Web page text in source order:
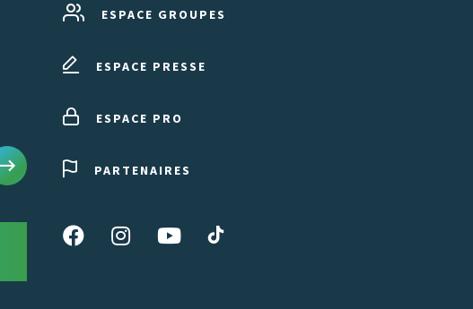
ESPACE GROUPES
ESPACE PRESSE
ESPACE PRO
PARTENAIRES
Suivez-Suivez-Suivez-Suivez-